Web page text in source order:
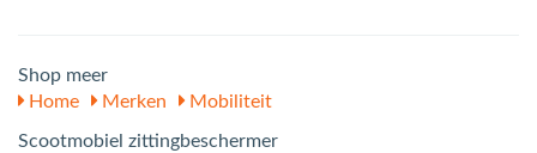
Shop meer
Home
Merken Mobiliteit
Scootmobiel zittingbeschermer